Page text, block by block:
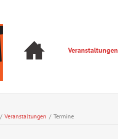
Navigation
überspringen
Veranstaltungen
/ Veranstaltungen / Termine